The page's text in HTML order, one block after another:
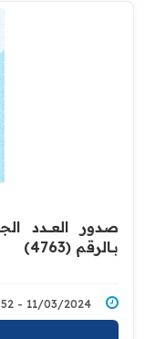
صدور العــــدد
بــالرقم (4763)‏
11/03/2024 - 04:52 صباحًا